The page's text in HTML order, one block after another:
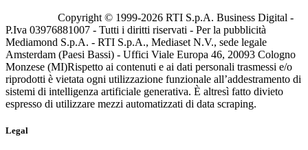
Copyright © 1999-2026 RTI S.p.A. Business Digital -
P.Iva 03976881007 - Tutti i diritti riservati - Per la pubblicità
Mediamond S.p.A. - RTI S.p.A., Mediaset N.V., sede legale
Amsterdam (Paesi Bassi) - Uffici Viale Europa 46, 20093 Cologno
Monzese (MI)Rispetto ai contenuti e ai dati personali trasmessi e/o
riprodotti è vietata ogni utilizzazione funzionale all’addestramento di
sistemi di intelligenza artificiale generativa. È altresì fatto divieto
espresso di utilizzare mezzi automatizzati di data scraping.
Legal